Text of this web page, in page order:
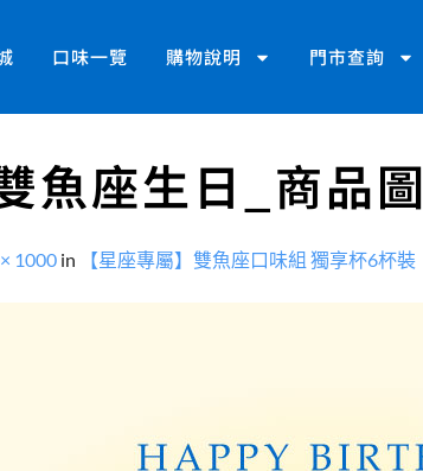
口味一覽 購物說明 門市查詢
魚座生日_商品圖
1000 in 【星座專屬】雙魚座口味組 獨享杯6杯裝